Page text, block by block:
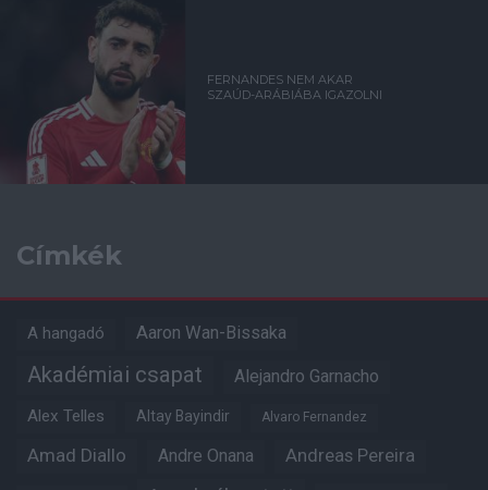
FERNANDES NEM AKAR
SZAÚD-ARÁBIÁBA IGAZOLNI
Címkék
A hangadó Aaron Wan-Bissaka
Akadémiai csapat Alejandro Garnacho
Alex Telles Altay Bayindir Alvaro Fernandez
Amad Diallo Andre Onana Andreas Pereira